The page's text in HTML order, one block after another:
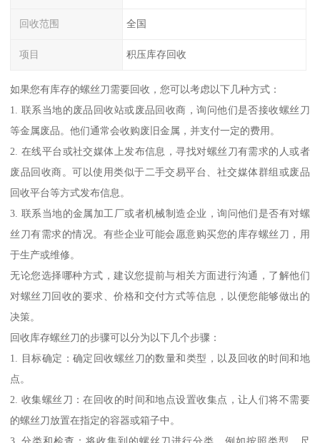
回收范围 全国
项目 积压库存回收
如果您有库存的螺丝刀需要回收，您可以考虑以下几种方式：
1. 联系当地的废品回收站或废品回收商，询问他们是否接收螺丝刀
等金属废品。他们通常会收购废旧金属，并支付一定的费用。
2. 在线平台或社交媒体上发布信息，寻找对螺丝刀有需求的人或者
废品回收商。可以使用类似于二手交易平台、社交媒体群组或废品
回收平台等方式发布信息。
3. 联系当地的金属加工厂或者机械制造企业，询问他们是否有对螺
丝刀有需求的情况。有些企业可能会愿意购买您的库存螺丝刀，用
于生产或维修。
无论您选择哪种方式，建议您提前与相关方面进行沟通，了解他们
对螺丝刀回收的要求、价格和交付方式等信息，以便您能够做出的
决策。
回收库存螺丝刀的步骤可以分为以下几个步骤：
1. 目标确定：确定回收螺丝刀的数量和类型，以及回收的时间和地
点。
2. 收集螺丝刀：在回收的时间和地点设置收集点，让人们将不需要
的螺丝刀放置在指定的容器或箱子中。
3. 分类和检查：将收集到的螺丝刀进行分类，例如按照类型、尺